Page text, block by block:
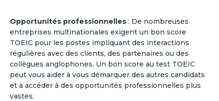
Opportunités professionnelles : De nombreuses
entreprises multinationales exigent un bon score
TOEIC pour les postes impliquant des interactions
régulières avec des clients, des partenaires ou des
collègues anglophones. Un bon score au test TOEIC
peut vous aider à vous démarquer des autres candidats
et à accéder à des opportunités professionnelles plus
vastes.